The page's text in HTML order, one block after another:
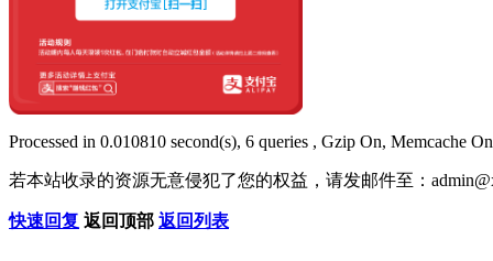
Processed in 0.010810 second(s), 6 queries , Gzip On, Memcache
若本站收录的资源无意侵犯了您的权益，请发邮件至：
快速回复 返回顶部 返回列表